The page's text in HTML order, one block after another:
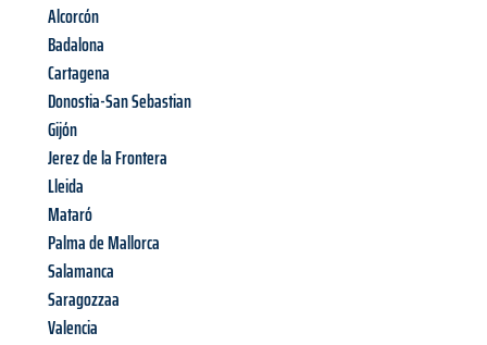
Alcorcón
Badalona
Cartagena
Donostia-San Sebastian
Gijón
Jerez de la Frontera
Lleida
Mataró
Palma de Mallorca
Salamanca
Saragozzaa
Valencia